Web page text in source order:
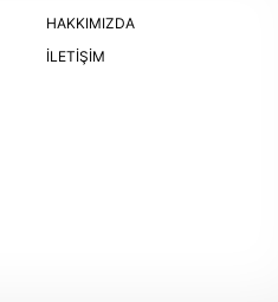
HAKKIMIZDA
İLETIŞIM